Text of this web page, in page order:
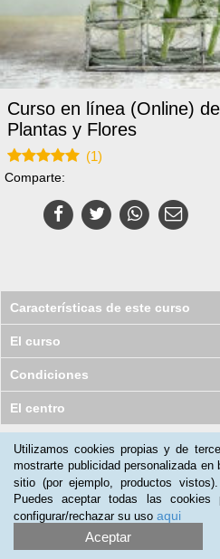
Curso en línea (Online)
Plantas y Flores
(1)
Comparte:
Características de este curso
El curso
Condiciones
El centro
Nuestros clientes opinan:
Julieta Rodríguez(11-
Excelente material para realizar
hacer regalos diferentes, darle
Utilizamos cookies propias y de
mostrarte publicidad personalizada
sitio (por ejemplo, productos
Puedes aceptar todas las cookies
configurar/rechazar su uso aqui
Aceptar